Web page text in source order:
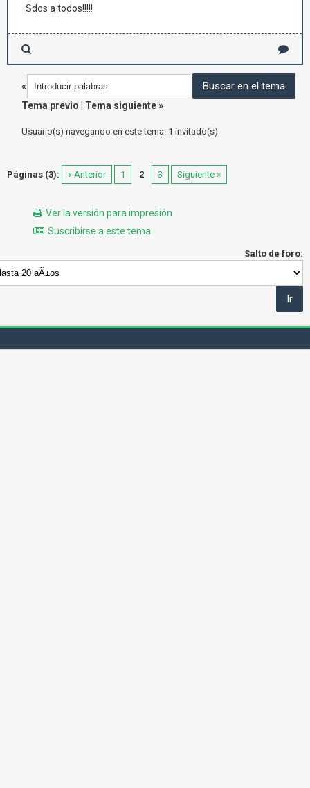
Sdos a todos!!!!!
«
Tema previo
Tema siguiente»
Usuario(s) navegando en este tema: 1 invitado(s)
Páginas (3): « Anterior 1 2 3 Siguiente »
Ver la versión para impresión
Suscribirse a este tema
Salto de foro: